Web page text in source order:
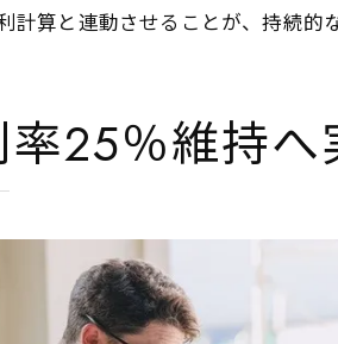
計算と連動させることが、持続的
率25％維持